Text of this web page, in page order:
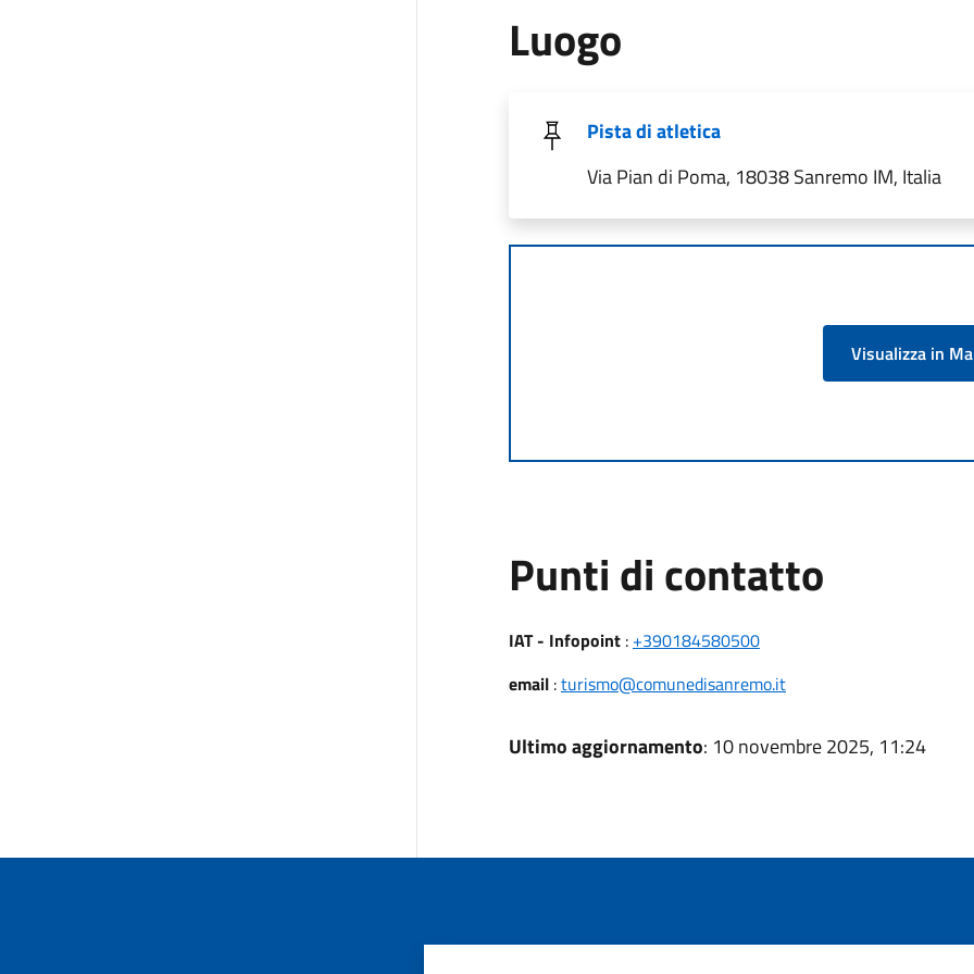
Luogo
Pista di atletica
Via Pian di Poma, 18038 Sanremo IM, Italia
Visualizza in
Punti di contatto
IAT - Infopoint: +390184580500
email:turismo@comunedisanremo.it
Ultimo aggiornamento: 10 novembre 2025, 11:24